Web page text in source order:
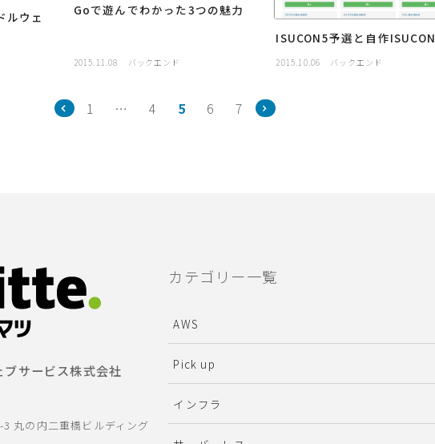
ルウェ
Goで遊んでわかった3つの魅力
2015.11.08 バックエンド
ISUCON5予選と自作ISUCON
2015.10.06 バックエンド
1 … 4 5 6 7
サービス株式会社
丸の内二重橋ビルディング
カテゴリー一覧
AWS
Pick up
インフラ